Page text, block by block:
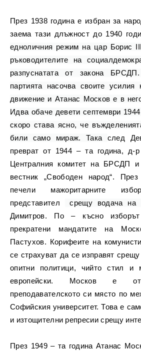
През 1938 година е избран за
заема тази длъжност до 1940
едноличния режим на цар Борис
ръководителите на
разпуснатата от закона
партията насочва своите усилия
движение и Атанас Москов е в
Идва обаче девети септември
скоро става ясно, че
били само мираж. Така след
преврат от 1944 – та година,
Централния комитет на БРСДП и
вестник „Свободен народ“.
печели мажоритарните
представител
срещу водача на
Димитров. По – късно
прекратени мандатите на
Пастухов. Корифеите на
се страхуват да се изправят
опитни политици, чийто стил и
европейски. Москов е
преподавателското си място по
Софийския университет.Това е
и изтощителни репресии срещу
През 1949 – та година Атанас